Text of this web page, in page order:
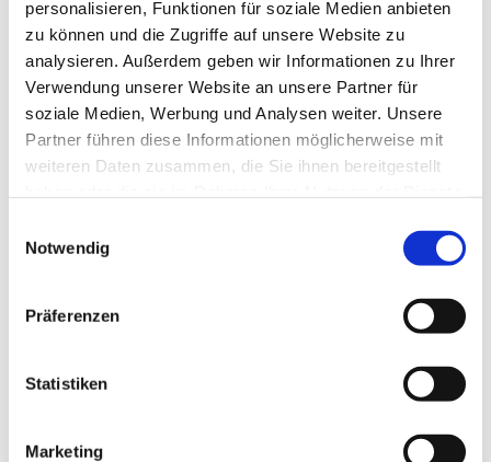
personalisieren, Funktionen für soziale Medien anbieten
zu können und die Zugriffe auf unsere Website zu
analysieren. Außerdem geben wir Informationen zu Ihrer
Verwendung unserer Website an unsere Partner für
soziale Medien, Werbung und Analysen weiter. Unsere
Partner führen diese Informationen möglicherweise mit
weiteren Daten zusammen, die Sie ihnen bereitgestellt
Notwendig
Präferenzen
Statistiken
Marketing